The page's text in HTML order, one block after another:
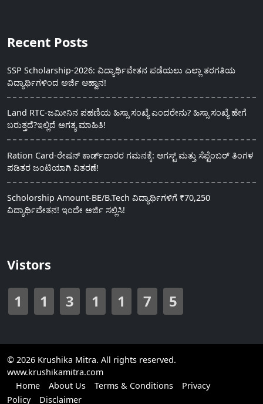
Recent Posts
SSP Scholarship-2026: ವಿದ್ಯಾರ್ಥಿವೇತನ ಪಡೆಯಲು ಎಲ್ಲಾ ತರಗತಿಯ
ವಿದ್ಯಾರ್ಥಿಗಳಿಂದ ಅರ್ಜಿ ಆಹ್ವಾನ!
Land RTC-ಜಮೀನಿನ ಪಹಣಿಯ ಹಿಸ್ಸಾ ಸಂಖ್ಯೆ ಎಂದರೇನು? ಹಿಸ್ಸಾ ಸಂಖ್ಯೆ ಹೇಗೆ
ಬರುತ್ತದೆ?ಇಲ್ಲಿದೆ ಅಗತ್ಯ ಮಾಹಿತಿ!
Ration Card-ರೇಷನ್ ಕಾರ್ಡ್‍ದಾರರ ಗಮನಕ್ಕೆ: ಆಗಸ್ಟ್ ಮತ್ತು ಸೆಪ್ಟೆಂಬರ್ ತಿಂಗಳ
ಪಡಿತರ ಜಂಟಿಯಾಗಿ ವಿತರಣೆ!
Scholorship Amount-BE/B.Tech ವಿದ್ಯಾರ್ಥಿಗಳಿಗೆ ₹70,250
ವಿದ್ಯಾರ್ಥಿವೇತನ! ಇಂದೇ ಅರ್ಜಿ ಸಲ್ಲಿಸಿ!
Vistors
1 1 3 1 1 7 5
© 2026 Krushika Mitra. All rights reserved.
www.krushikamitra.com
Home
About Us Terms & Conditions
Privacy
Policy
Disclaimer